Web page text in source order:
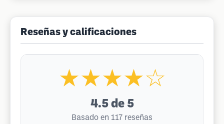
Reseñas y calificaciones
★★★★☆
4.5 de 5
Basado en 117 reseñas